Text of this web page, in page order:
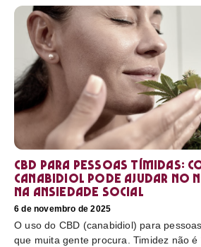
CBD para pessoas tímidas:
canabidiol pode ajudar no
na ansiedade social
6 de novembro de 2025
O uso do CBD (canabidiol) para
que muita gente procura. Timidez não é